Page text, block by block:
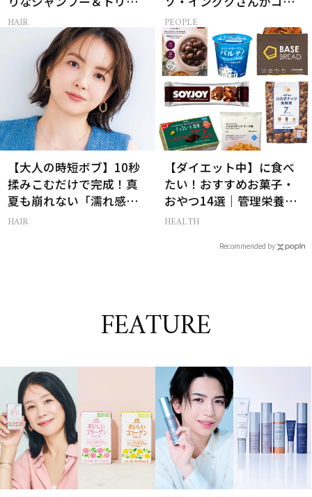
トメントで、うねり悩み
に対処！
HAIR
コツ頑張れる原動力とは
PEOPLE
【大人の時短ボブ】10秒
揉みこむだけで完成！真
夏も崩れない「濡れ感ハ
ンサムヘア」
HAIR
【ダイエット中】に食べ
たい！おすすめお菓子・
おやつ14選｜管理栄養士
監修
HEALTH
Recommended by
FEATURE